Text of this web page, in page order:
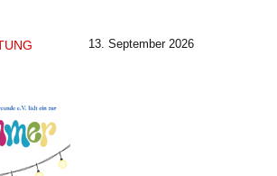
13. September 2026